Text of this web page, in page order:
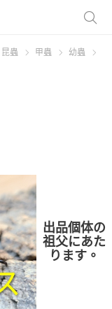
昆蟲 甲蟲
幼蟲
出品個体の
祖父にあた
ります。